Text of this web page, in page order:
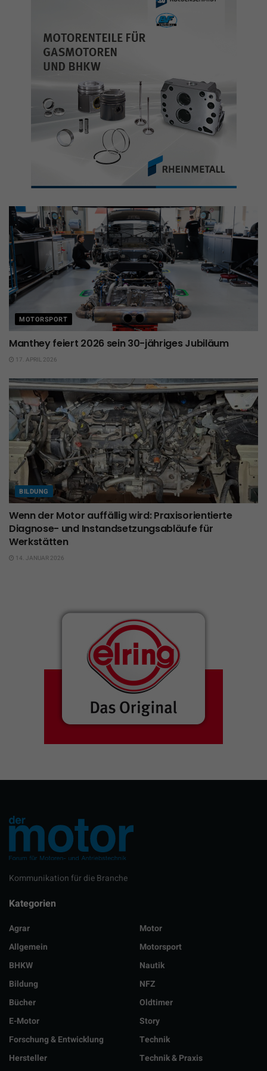
MOTORSPORT
Manthey feiert 2026 sein 30-jähriges Jubiläum
17. APRIL 2026
BILDUNG
Wenn der Motor auffällig wird: Praxisorientierte
Diagnose- und Instandsetzungsabläufe für
Werkstätten
14. JANUAR 2026
Kommunikation für die Branche
Kategorien
Agrar
Allgemein
BHKW
Bildung
Bücher
E-Motor
Forschung & Entwicklung
Hersteller
Motor
Motorsport
Nautik
NFZ
Oldtimer
Story
Technik
Technik & Praxis